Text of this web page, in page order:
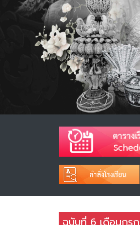
ฉบับที่ 6 เดือนกร